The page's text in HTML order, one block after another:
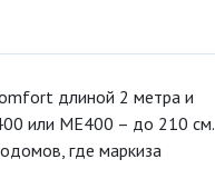
длиной 2 метра и
или ME400 – до 210 см.
где маркиза